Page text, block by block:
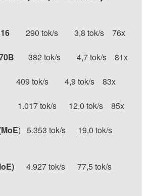
290 tok/s 3,8 tok/s 76x
382 tok/s 4,7 tok/s 81x
409 tok/s 4,9 tok/s 83x
1.017 tok/s 12,0 tok/s 85x
) 5.353 tok/s 19,0 tok/s
4.927 tok/s 77,5 tok/s